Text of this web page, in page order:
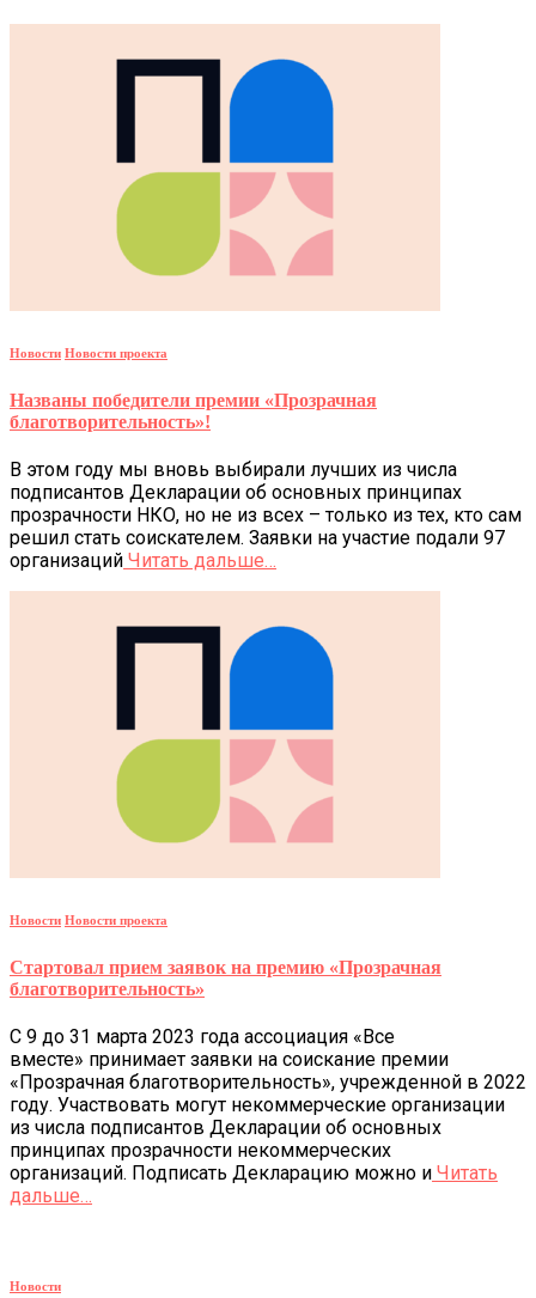
Новости Новости проекта
Названы победители премии «Прозрачная
благотворительность»!
В этом году мы вновь выбирали лучших из числа
подписантов Декларации об основных принципах
прозрачности НКО, но не из всех – только из тех, кто сам
решил стать соискателем. Заявки на участие подали 97
организаций Читать дальше…
Новости Новости проекта
Стартовал прием заявок на премию «Прозрачная
благотворительность»
С 9 до 31 марта 2023 года ассоциация «Все
вместе» принимает заявки на соискание премии
«Прозрачная благотворительность», учрежденной в 2022
году. Участвовать могут некоммерческие организации
из числа подписантов Декларации об основных
принципах прозрачности некоммерческих
организаций. Подписать Декларацию можно и Читать
дальше…
Новости